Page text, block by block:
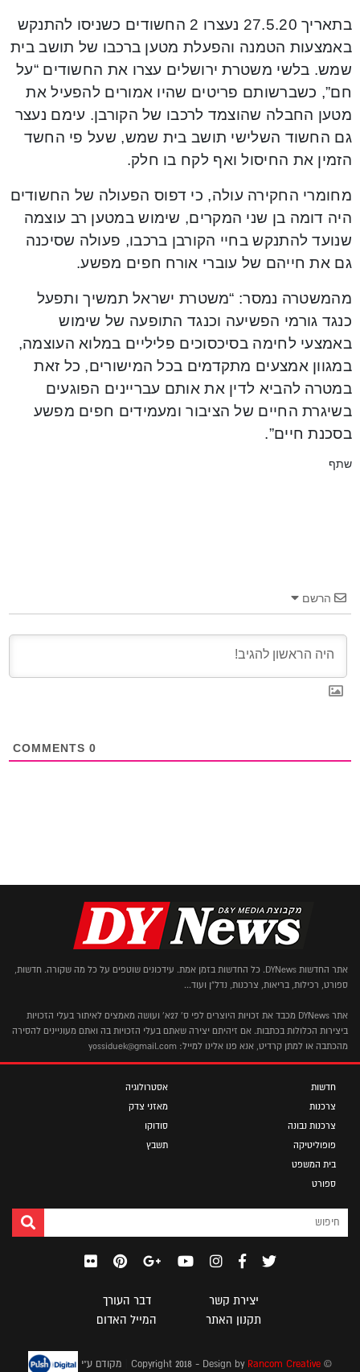
בתאריך 27.5.20 נעצרו 2 החשודים כשניסו להתנקש
באמצעות הטמנה והפעלת מטען ברכבו של תושב בית
שמש. בלשי משטרת ירושלים עצרו את החשודים “על
חם”, כשברשותם פריטים שהיו אמורים להפעיל את
מטען החבלה שהוצמד לרכבו של הקורבן. עימם נעצר
גם החשוד השלישי תושב בית שמש, שעל פי החשד
הזמין את החיסול ואף לקח בו חלק.
מחומרי החקירה עולה, כי דפוס הפעולה של החשודים
היה דומה בן שני המקרים, שימוש במטען רב עוצמה
שנועד להתנקש בחיי הקורבן ברכבו, פעולה שסיכנה
גם את חייהם של עוברי אורח חפים מפשע.
מהמשטרה נמסר: “משטרת ישראל תמשיך ותפעל
כנגד גורמי הפשיעה וכנגד התופעה של שימוש
באמצעי לחימה בסיכסוכים פליליים במלוא העוצמה,
במגוון אמצעים מתקדמים בכל המישורים, כל זאת
במטרה להביא לדין את אותם עבריינים הפוגעים
בשיגרת החיים של הציבור ומעמידים חפים מפשע
בסכנת חיים”.
שתף
הרשם
0
אתר החדשות DYNews. כל החדשות בזמן אמת. עידכונים שוטפים על כל מה שקורה. חדשות,
ספורט, רכילות, בריאות, צרכנות, נדל"ן ועוד...
אתר DYNews מכבד את זכויות היוצרים לפי ס' 27א' ועושה מאמצים לאיתור בעלי הזכויות
ביצירות הכלולות בכתבות. אם זיהיתם יצירה שאתם בעלי הזכויות בה ואתם מעוניינים להסירה
מהכתבה או למתן קרדיט, אנא פנו אלינו למייל: yossiduek@gmail.com
חדשות
צרכנות
צרכנות נבונה
פופוליטיקה
בית המשפט
ספורט
אסטרולוגיה
מאזני צדק
סודוקו
תשבץ
יצירת קשר
דבר העורך
תקנון האתר
המייל האדום
© Copyright 2018 - Design by
Rancom Creative מקודם ע"י